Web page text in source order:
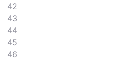
42
43
44
45
46